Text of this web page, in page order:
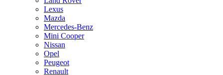
Lexus
Mazda
Mercedes-Benz
Mini Cooper
Nissan
Opel
Peugeot
Renault